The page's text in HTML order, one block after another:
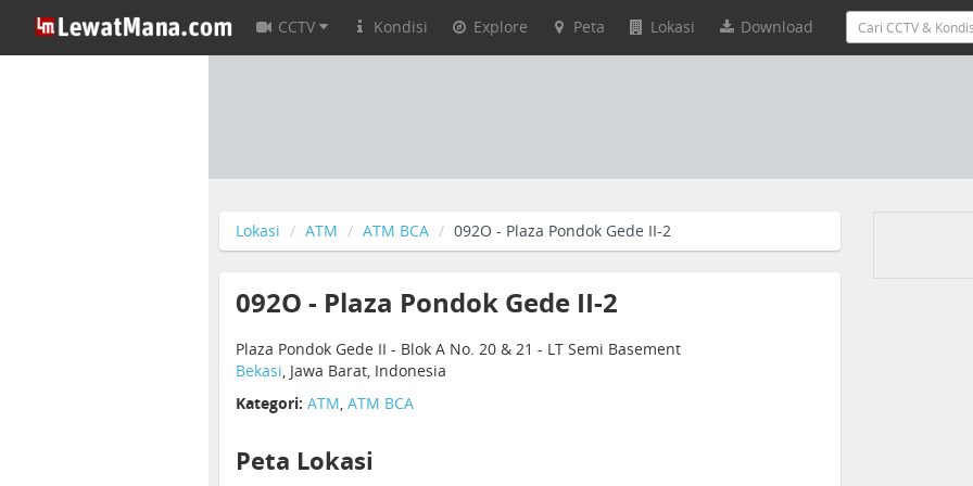
CCTV Kondisi Explore Peta Lokasi Download
Lokasi ATM ATM BCA 092O - Plaza Pondok Gede II-2
092O - Plaza Pondok Gede II-2
Plaza Pondok Gede II - Blok A No. 20 & 21 - LT Semi Basement
Bekasi, Jawa Barat, Indonesia
Kategori: ATM, ATM BCA
Peta Lokasi